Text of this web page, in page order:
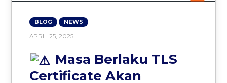
BLOG NEWS
APRIL 25, 2025
Masa Berlaku TLS
Certificate Akan